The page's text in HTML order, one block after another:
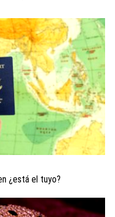
¿está el tuyo?